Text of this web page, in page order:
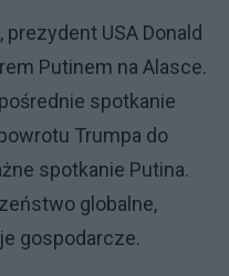
USA Donald
Putinem na Alasce.
spotkanie
Trumpa do
spotkanie Putina.
globalne,
gospodarcze.